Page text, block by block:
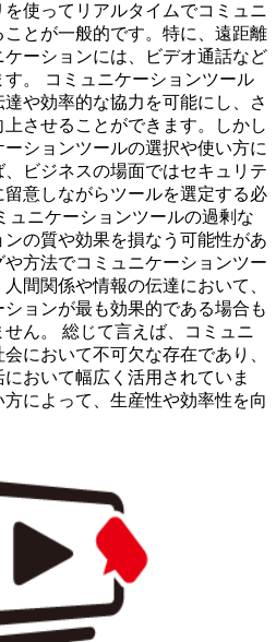
使ってリアルタイムでコミュニ
とが一般的です。特に、遠距離
ーションには、ビデオ通話など
。 コミュニケーションツール
や効率的な協力を可能にし、さ
させることができます。しかし
ションツールの選択や使い方に
ビジネスの場面ではセキュリテ
意しながらツールを選定する必
ュニケーションツールの過剰な
の質や効果を損なう可能性があ
方法でコミュニケーションツー
間関係や情報の伝達において、
ョンが最も効果的である場合も
ん。 総じて言えば、コミュニ
において不可欠な存在であり、
おいて幅広く活用されていま
によって、生産性や効率性を向